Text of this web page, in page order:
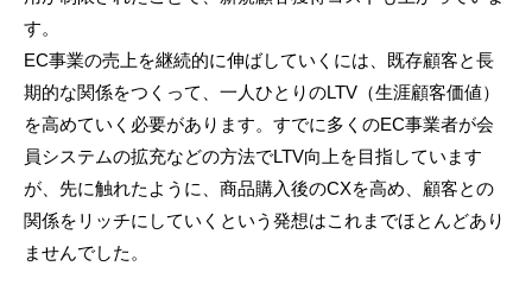
す。
EC事業の売上を継続的に伸ばしていくには、既存顧客と長
期的な関係をつくって、一人ひとりのLTV（生涯顧客価値）
を高めていく必要があります。すでに多くのEC事業者が会
員システムの拡充などの方法でLTV向上を目指しています
が、先に触れたように、商品購入後のCXを高め、顧客との
関係をリッチにしていくという発想はこれまでほとんどあり
ませんでした。